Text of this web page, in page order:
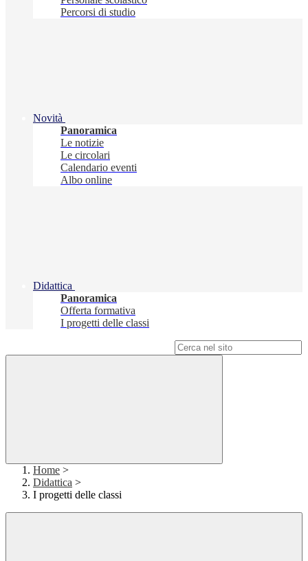
Percorsi di studio
Novità
Panoramica
Le notizie
Le circolari
Calendario eventi
Albo online
Didattica
Panoramica
Offerta formativa
I progetti delle classi
Home >
Didattica >
I progetti delle classi